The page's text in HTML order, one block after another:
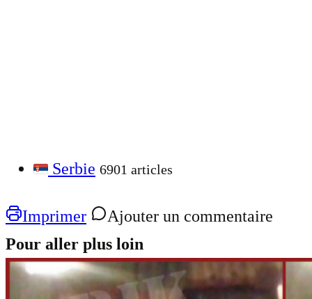
Serbie 6901 articles
Imprimer
Ajouter un commentaire
Pour aller plus loin